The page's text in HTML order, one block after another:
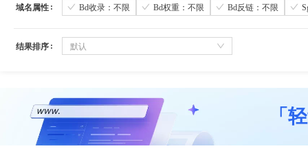
域名属性 Bd收录：不限 Bd权重：不限 Bd反链：不限
结果排序 默认
「